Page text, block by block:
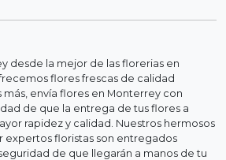
desde la mejor de las florerias en
flores frescas de calidad
más, envía flores en Monterrey con
de que la entrega de tus flores a
rapidez y calidad. Nuestros hermosos
expertos floristas son entregados
de que llegarán a manos de tu